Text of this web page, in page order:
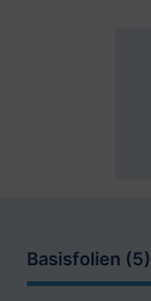
Basisfolien (5)